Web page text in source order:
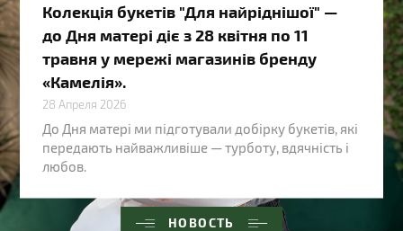
НОВОСТЬ
Колекція букетів "Для найріднішої" —
до Дня матері діє з 28 квітня по 11
травня у мережі магазинів бренду
«Камелія».
28 Апреля 2026
До Дня матері ми підготували добірку букетів, які
передають найважливіше — турботу, вдячність і
любов.